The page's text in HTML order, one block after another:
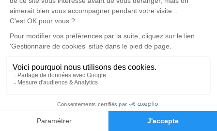
Faire-part Hommages
Montrabe, à partir du vendredi 24 matin jusqu'au mercredi
29 octobre au soir.
Code d'entrée : 7731A
Code salon : CA783
Nous vous invitons à utiliser cet espace pour laisser vos
condoléances, partager des photos souvenirs, une
anecdote ou exprimer vos pensées à travers des poèmes
ou des textes. Cet endroit est un lieu d'expression dédié à
De la part de ses enfants, Virginie et Laurent.